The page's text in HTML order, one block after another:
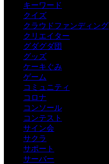
キーワード
クイズ
クラウドファンディング
クリエイター
グダグダ団
グッズ
ケーキぐみ
ゲーム
コミュニティ
コロナ
コンソール
コンテスト
サイン会
サクラ
サポート
サーバー